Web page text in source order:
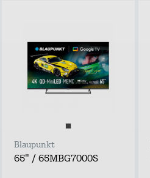
Blaupunkt
65" / 65MBG7000S